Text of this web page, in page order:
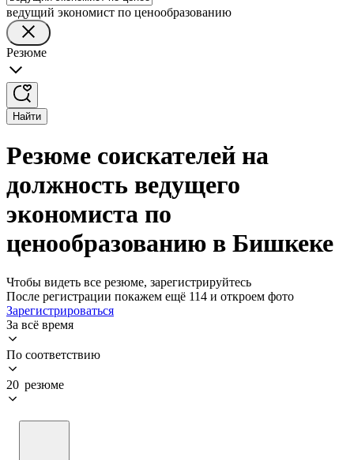
ведущий экономист по ценообразованию
Резюме
Найти
Резюме соискателей на
должность ведущего
экономиста по
ценообразованию в Бишкеке
Чтобы видеть все резюме, зарегистрируйтесь
После регистрации покажем ещё 114 и откроем фото
Зарегистрироваться
За всё время
По соответствию
20 резюме